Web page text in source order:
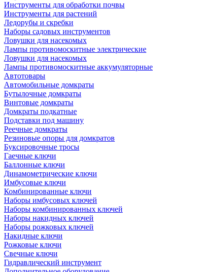
Инструменты для обработки почвы
Инструменты для растений
Ледорубы и скребки
Наборы садовых инструментов
Ловушки для насекомых
Лампы противомоскитные электрические
Ловушки для насекомых
Лампы противомоскитные аккумуляторные
Автотовары
Автомобильные домкраты
Бутылочные домкраты
Винтовые домкраты
Домкраты подкатные
Подставки под машину
Реечные домкраты
Резиновые опоры для домкратов
Буксировочные тросы
Гаечные ключи
Баллонные ключи
Динамометрические ключи
Имбусовые ключи
Комбинированные ключи
Наборы имбусовых ключей
Наборы комбинированных ключей
Наборы накидных ключей
Наборы рожковых ключей
Накидные ключи
Рожковые ключи
Свечные ключи
Гидравлический инструмент